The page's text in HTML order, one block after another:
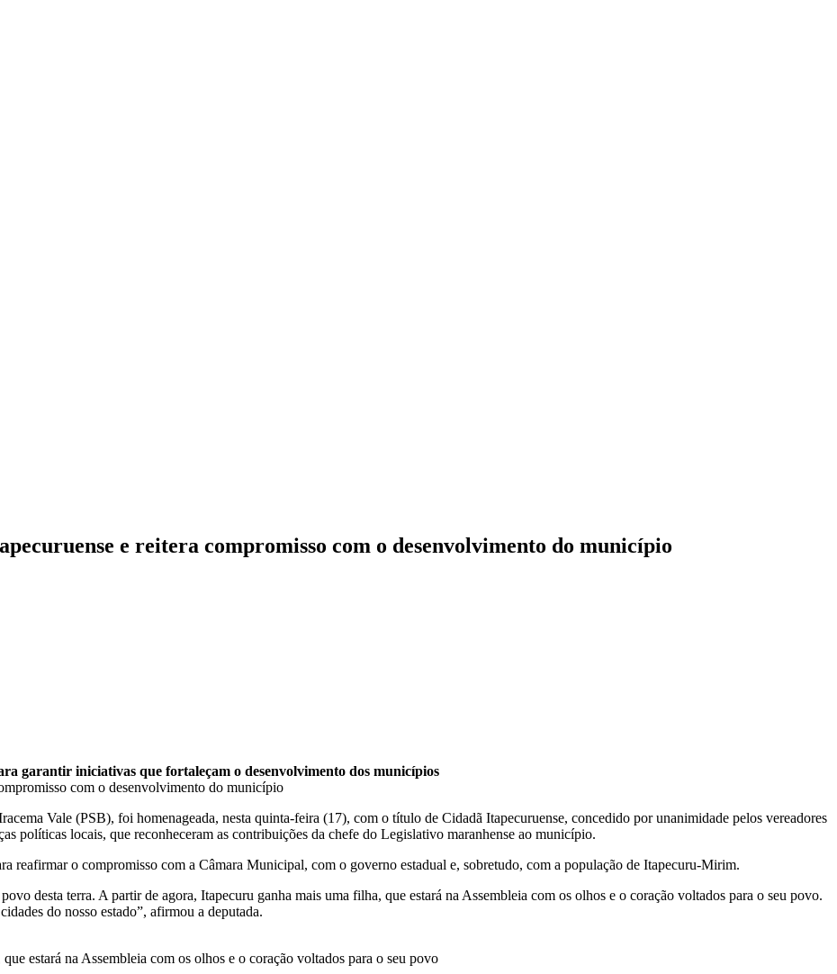
e reitera compromisso com o desenvolvimento do município
garantir iniciativas que fortaleçam o desenvolvimento dos municípios
Vale (PSB), foi homenageada, nesta quinta-feira (17), com o título de Cidadã Itapecuruense, concedido por unanimidade pelos vereadores
políticas locais, que reconheceram as contribuições da chefe do Legislativo maranhense ao município.
reafirmar o compromisso com a Câmara Municipal, com o governo estadual e, sobretudo, com a população de Itapecuru-Mirim.
desta terra. A partir de agora, Itapecuru ganha mais uma filha, que estará na Assembleia com os olhos e o coração voltados para o seu povo.
do nosso estado”, afirmou a deputada.
estará na Assembleia com os olhos e o coração voltados para o seu povo